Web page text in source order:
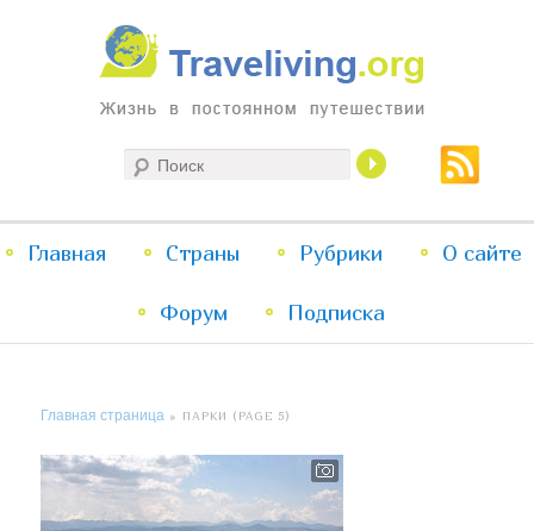
Traveliving
Жизнь в постоянном путешествии
меню
Перейти
к
Перейти
к
Главная Страны Рубрики О сайте
Форум Подписка
Главная страница » ПАРКИ (PAGE 5)